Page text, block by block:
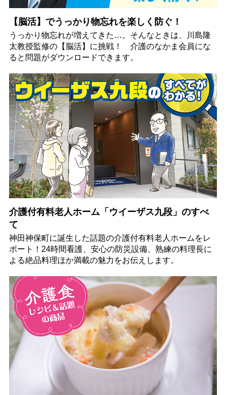
【脳活】でうっかり物忘れを楽しく防ぐ！
うっかり物忘れが増えてきた…。そんなときは、川島隆
太教授監修の【脳活】に挑戦！ 介護のなかま会員にな
ると問題がダウンロードできます。
介護付有料老人ホーム「ウイーザス九段」のすべ
て
神田神保町に誕生した話題の介護付有料老人ホームをレ
ポート！24時間看護、安心の防災設備、熟練の料理長に
よる絶品料理ほか満載の魅力をお伝えします。